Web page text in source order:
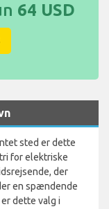
64 USD
sted er dette
for elektriske
der
en spændende
dette valg i